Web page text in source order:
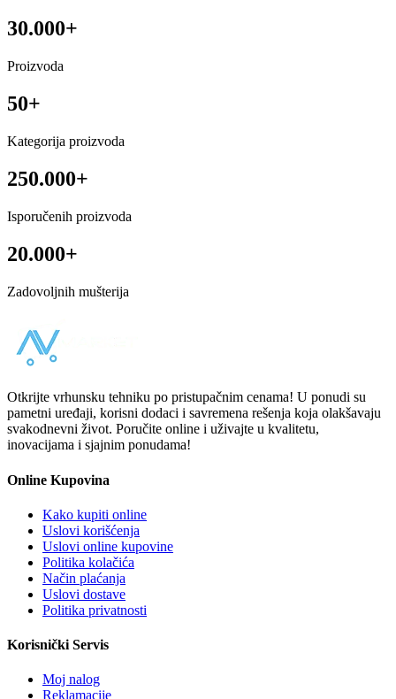
30.000+
Proizvoda
50+
Kategorija proizvoda
250.000+
Isporučenih proizvoda
20.000+
Zadovoljnih mušterija
Otkrijte vrhunsku tehniku po pristupačnim cenama! U ponudi su
pametni uređaji, korisni dodaci i savremena rešenja koja olakšavaju
svakodnevni život. Poručite online i uživajte u kvalitetu,
inovacijama i sjajnim ponudama!
Online Kupovina
Kako kupiti online
Uslovi korišćenja
Uslovi online kupovine
Politika kolačića
Način plaćanja
Uslovi dostave
Politika privatnosti
Korisnički Servis
Moj nalog
Reklamacije